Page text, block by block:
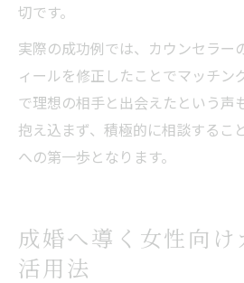
切です。
実際の成功例では、カウンセラー
ィールを修正したことでマッチン
で理想の相手と出会えたという声
抱え込まず、積極的に相談するこ
への第一歩となります。
成婚へ導く女性向け
活用法